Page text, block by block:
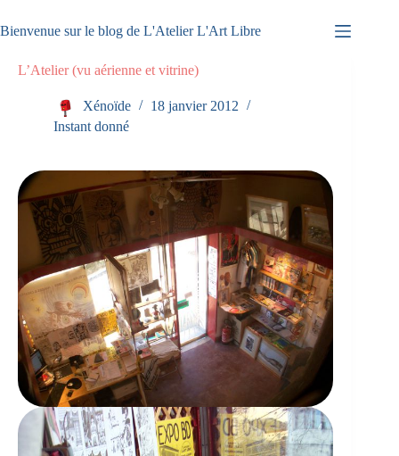
au
contenu
Bienvenue sur le blog de L'Atelier L'Art Libre
L’Atelier (vu aérienne et vitrine)
Xénoïde
18 janvier 2012
Instant donné